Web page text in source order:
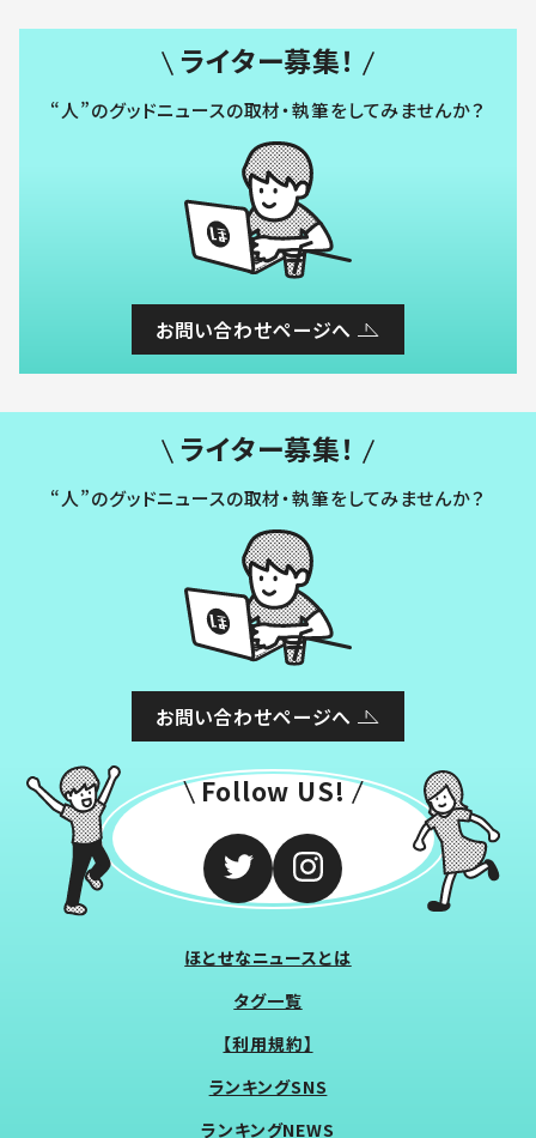
ライター募集！
“人”のグッドニュースの取材・執筆をしてみませんか？
お問い合わせページへ
ライター募集！
“人”のグッドニュースの取材・執筆をしてみませんか？
お問い合わせページへ
Follow US!
ほとせなニュースとは
タグ一覧
【利用規約】
ランキングSNS
ランキングNEWS